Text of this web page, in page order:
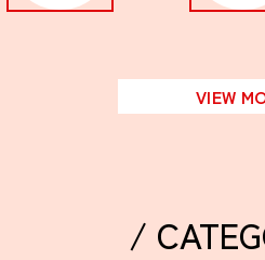
VIEW
/